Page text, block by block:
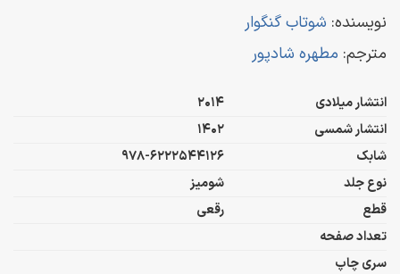
نویسنده: شوتاب گنگوار
مترجم: مطهره شادپور
انتشار میلادی
2014
انتشار شمسی
1402
شابک
978-6222544126
نوع جلد
شومیز
قطع
رقعی
تعداد صفحه
سری چاپ